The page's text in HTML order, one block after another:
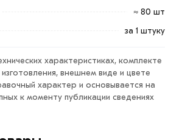
. Также можете купить позвонив по
на сайте.
и цены на товар Сетка сварная
мм (150х150х5 мм) из категории
в интернет-магазине МЕТАЛЛ-
в Москве и области. Наши
согласования условий доставки
≈ 80 шт
за 1 штуку
характеристиках, комплекте
внешнем виде и цвете
характер и основывается на
к моменту публикации сведениях